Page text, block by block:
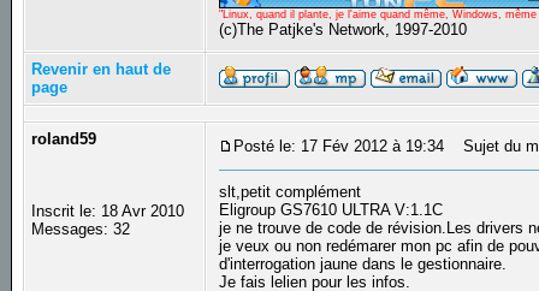
"Linux, quand il plante, je l'aime quand même, Windows,
(c)The Patjke's Network, 1997-2010
Revenir en haut de
page
roland59
Inscrit le: 18 Avr 2010
Messages: 32
Posté le: 17 Fév 2012 à 19:34 Sujet du
slt,petit complément
Eligroup GS7610 ULTRA V:1.1C
je ne trouve de code de révision.Les drivers
je veux ou non redémarer mon pc afin de
d'interrogation jaune dans le gestionnaire.
Je fais lelien pour les infos.